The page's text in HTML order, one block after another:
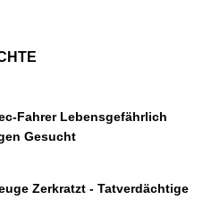
Fahrer Lebensgefährlich
Gesucht
Zerkratzt - Tatverdächtige